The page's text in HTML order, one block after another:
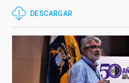
DESCARGAR